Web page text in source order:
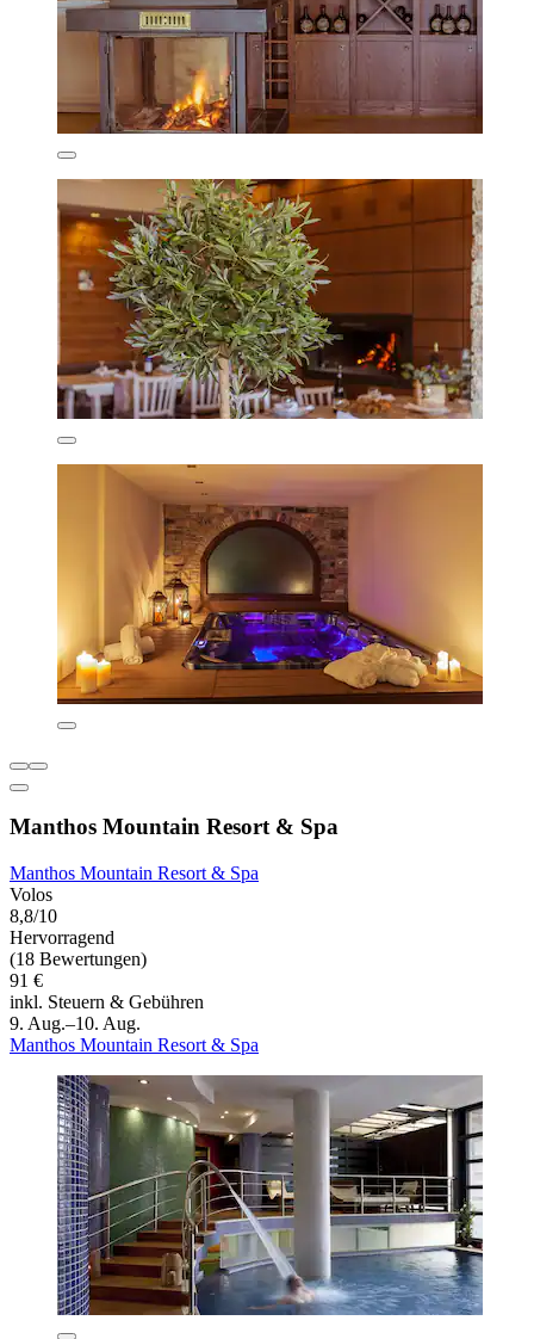
Manthos Mountain Resort & Spa
Manthos Mountain Resort & Spa
Volos
8,8/10
Hervorragend
(18 Bewertungen)
91 €
inkl. Steuern & Gebühren
9. Aug.–10. Aug.
Manthos Mountain Resort & Spa